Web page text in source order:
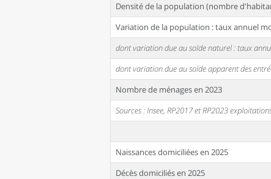
Densité de la population (nombre
Variation de la population : taux annuel
dont variation due au solde naturel : taux
dont variation due au solde apparent des
Nombre de ménages en 2023
Sources : Insee, RP2017 et RP2023
Naissances domiciliées en 2025
Décès domiciliés en 2025